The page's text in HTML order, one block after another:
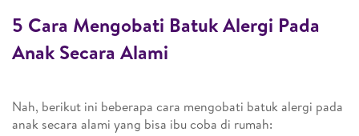
5 Cara Mengobati Batuk Alergi Pada
Anak Secara Alami
Nah, berikut ini beberapa cara mengobati batuk alergi pada
anak secara alami yang bisa ibu coba di rumah: